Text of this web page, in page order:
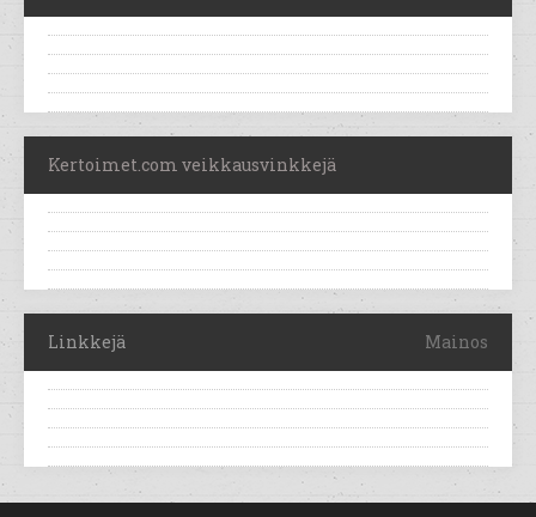
Kertoimet.com veikkausvinkkejä
Linkkejä Mainos